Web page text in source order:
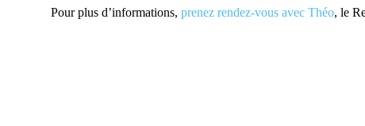
Pour plus d’informations, prenez rendez-vous avec Théo, le